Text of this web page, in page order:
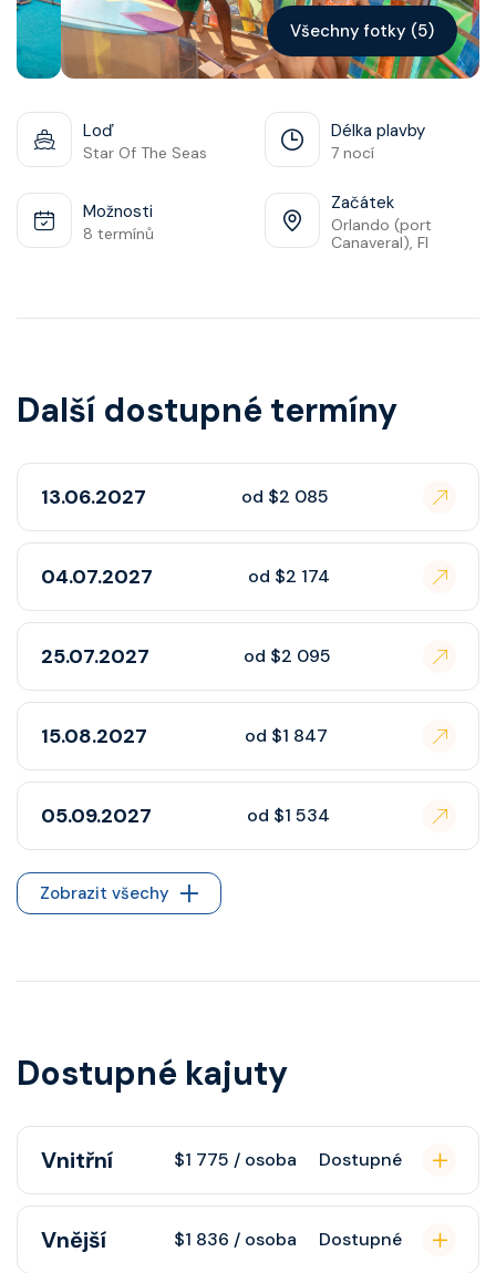
Všechny fotky (5)
Loď
Star Of The Seas
Délka plavby
7 nocí
Možnosti
8 termínů
Začátek
Orlando (port
Canaveral), Fl
Další dostupné termíny
13.06.2027 od $2 085
04.07.2027 od $2 174
25.07.2027 od $2 095
15.08.2027 od $1 847
05.09.2027 od $1 534
Zobrazit všechy
Dostupné kajuty
Vnitřní $1 775 / osoba Dostupné
Vnitřní kajuta poskytuje pohovku,
fén, soukromou koupelnu se
Vnější $1 836 / osoba Dostupné